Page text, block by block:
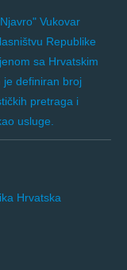
Vukovar
Republike
sa Hrvatskim
je definiran broj
pretraga i
usluge.
Hrvatska